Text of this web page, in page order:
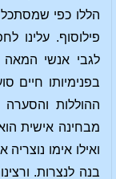
הללו כפי
פילוסוף. עלינו
לגבי אנשי המאה
בפנימיותו חיים
ההוללות
מבחינה אישית
ואילו אימו
בנה לנצרות.